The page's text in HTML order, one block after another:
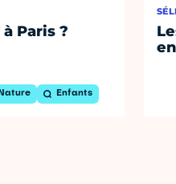
Paris ?
Enfants